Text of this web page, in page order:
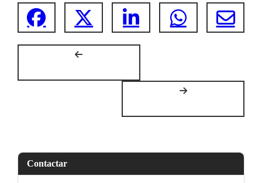
Contactar